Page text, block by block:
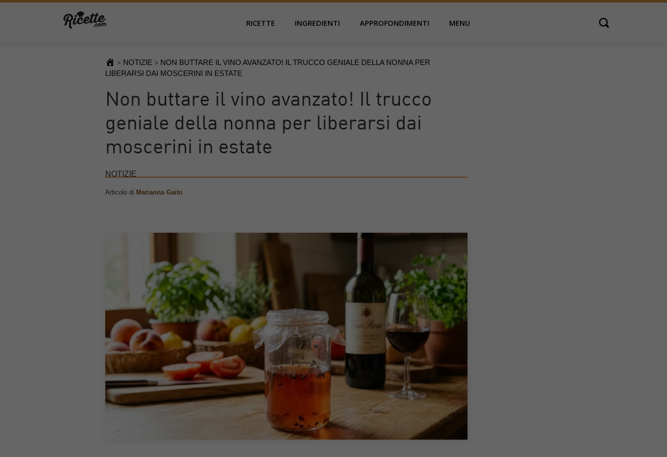
RICETTE INGREDIENTI APPROFONDIMENTI MENU Open search
> NOTIZIE > NON BUTTARE IL VINO AVANZATO! IL TRUCCO GENIALE DELLA NONNA PER
LIBERARSI DAI MOSCERINI IN ESTATE
Non buttare il vino avanzato! Il trucco
geniale della nonna per liberarsi dai
moscerini in estate
NOTIZIE
Articolo di Marianna Gaito